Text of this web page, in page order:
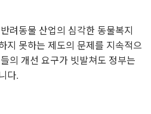
려동물 산업의 심각한 동물복지
지 못하는 제도의 문제를 지속적으
의 개선 요구가 빗발쳐도 정부는
다.